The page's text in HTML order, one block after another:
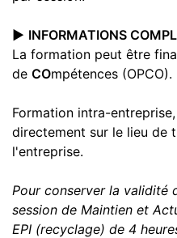
▶️ INFORMATIONS
La formation peut être
de COmpétences (OPCO).
Formation intra-
directement sur le lieu de
l'entreprise.
Pour conserver la validité
session de Maintien et
EPI (recyclage) de 4